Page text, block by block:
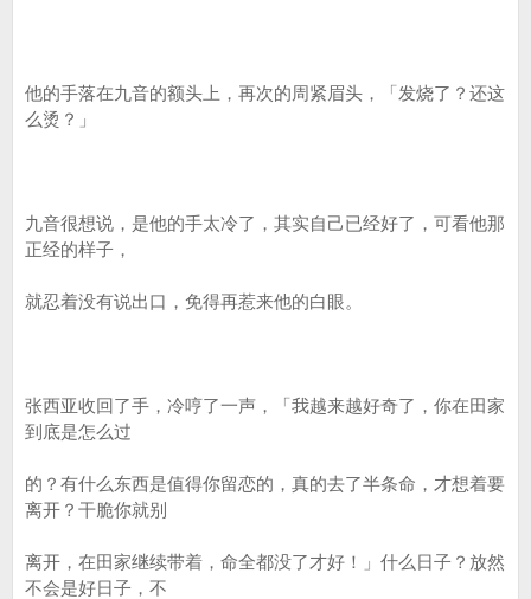
他的手落在九音的额头上，再次的周紧眉头，「发烧了？还这
么烫？」
九音很想说，是他的手太冷了，其实自己已经好了，可看他那
正经的样子，
就忍着没有说出口，免得再惹来他的白眼。
张西亚收回了手，冷哼了一声，「我越来越好奇了，你在田家
到底是怎么过
的？有什么东西是值得你留恋的，真的去了半条命，才想着要
离开？干脆你就别
离开，在田家继续带着，命全都没了才好！」什么日子？放然
不会是好日子，不